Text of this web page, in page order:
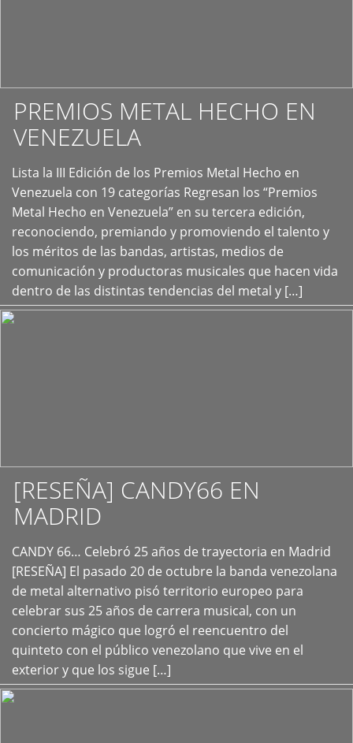
PREMIOS METAL HECHO EN
VENEZUELA
Lista la III Edición de los Premios Metal Hecho en
Venezuela con 19 categorías Regresan los “Premios
Metal Hecho en Venezuela” en su tercera edición,
reconociendo, premiando y promoviendo el talento y
los méritos de las bandas, artistas, medios de
comunicación y productoras musicales que hacen vida
dentro de las distintas tendencias del metal y […]
+
[RESEÑA] CANDY66 EN
MADRID
CANDY 66… Celebró 25 años de trayectoria en Madrid
[RESEÑA] El pasado 20 de octubre la banda venezolana
de metal alternativo pisó territorio europeo para
celebrar sus 25 años de carrera musical, con un
concierto mágico que logró el reencuentro del
quinteto con el público venezolano que vive en el
exterior y que los sigue […]
+